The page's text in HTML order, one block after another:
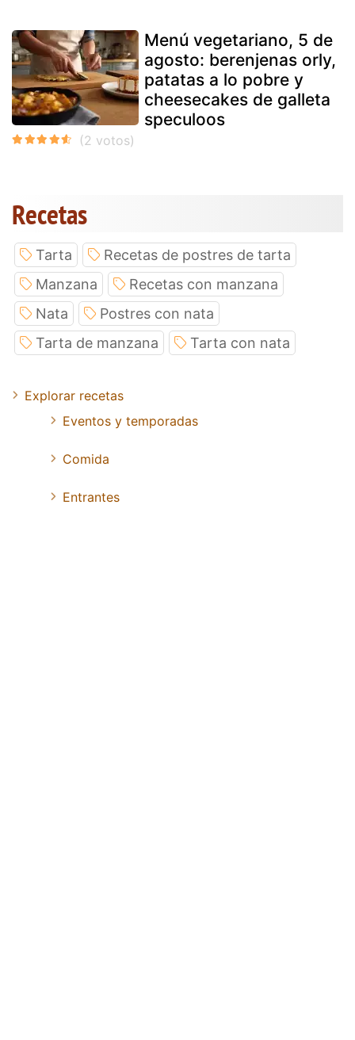
Menú vegetariano, 5 de
agosto: berenjenas orly,
patatas a lo pobre y
cheesecakes de galleta
speculoos
Recetas
Tarta
Recetas de postres de tarta
Manzana
Recetas con manzana
Nata
Postres con nata
Tarta de manzana
Tarta con nata
Explorar recetas
Eventos y temporadas
Comida
Entrantes